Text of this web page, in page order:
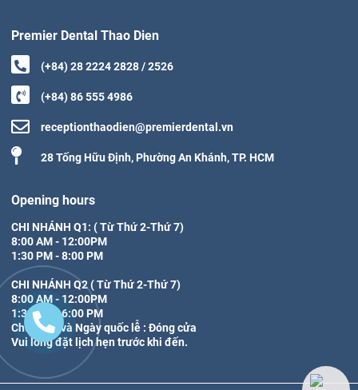
Premier Dental Thao Dien
(+84) 28 2224 2828 / 2526
(+84) 86 555 4986
receptionthaodien@premierdental.vn
28 Tống Hữu Định, Phường An Khánh, TP. HCM
Opening hours
CHI NHÁNH Q1: ( Từ Thứ 2-Thứ 7)
8:00 AM - 12:00PM
1:30 PM - 8:00 PM
CHI NHÁNH Q2 ( Từ Thứ 2-Thứ 7)
8:00 AM - 12:00PM
1:30 PM - 6:00 PM
Chủ Nhật và Ngày quốc lễ : Đóng cửa
Vui lòng đặt lịch hẹn trước khi đến.